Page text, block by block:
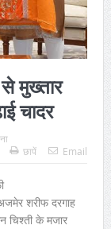
मुख्तार
चादर
छापें
Email
शरीफ दरगाह
चिश्ती के मजार